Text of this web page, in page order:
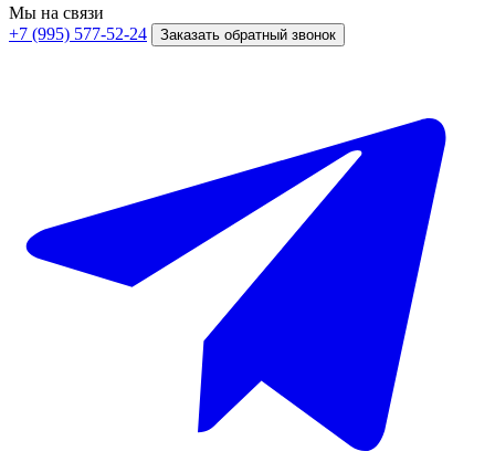
Мы на связи
+7 (995) 577-52-24
Заказать обратный звонок